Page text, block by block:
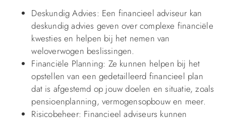
Deskundig Advies: Een financieel adviseur kan
deskundig advies geven over complexe financiële
kwesties en helpen bij het nemen van
weloverwogen beslissingen.
Financiële Planning: Ze kunnen helpen bij het
opstellen van een gedetailleerd financieel plan
dat is afgestemd op jouw doelen en situatie, zoals
pensioenplanning, vermogensopbouw en meer.
Risicobeheer: Financieel adviseurs kunnen